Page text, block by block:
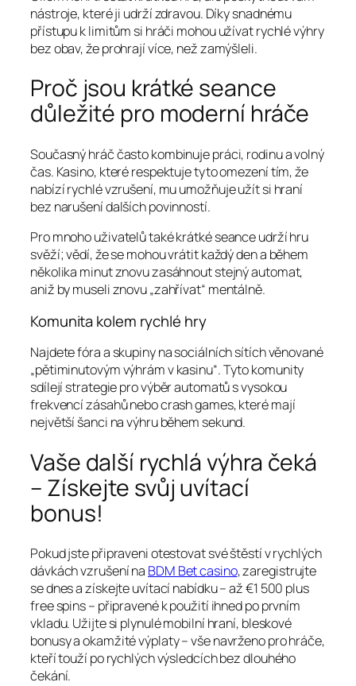
nástroje, které ji udrží zdravou. Díky snadnému
přístupu k limitům si hráči mohou užívat rychlé výhry
bez obav, že prohrají více, než zamýšleli.
Proč jsou krátké seance
důležité pro moderní hráče
Současný hráč často kombinuje práci, rodinu a volný
čas. Kasino, které respektuje tyto omezení tím, že
nabízí rychlé vzrušení, mu umožňuje užít si hraní
bez narušení dalších povinností.
Pro mnoho uživatelů také krátké seance udrží hru
svěží; vědí, že se mohou vrátit každý den a během
několika minut znovu zasáhnout stejný automat,
aniž by museli znovu „zahřívat“ mentálně.
Komunita kolem rychlé hry
Najdete fóra a skupiny na sociálních sítích věnované
„pětiminutovým výhrám v kasinu“. Tyto komunity
sdílejí strategie pro výběr automatů s vysokou
frekvencí zásahů nebo crash games, které mají
největší šanci na výhru během sekund.
Vaše další rychlá výhra čeká
– Získejte svůj uvítací
bonus!
Pokud jste připraveni otestovat své štěstí v rychlých
dávkách vzrušení na BDM Bet casino, zaregistrujte
se dnes a získejte uvítací nabídku – až €1 500 plus
free spins – připravené k použití ihned po prvním
vkladu. Užijte si plynulé mobilní hraní, bleskové
bonusy a okamžité výplaty – vše navrženo pro hráče,
kteří touží po rychlých výsledcích bez dlouhého
čekání.